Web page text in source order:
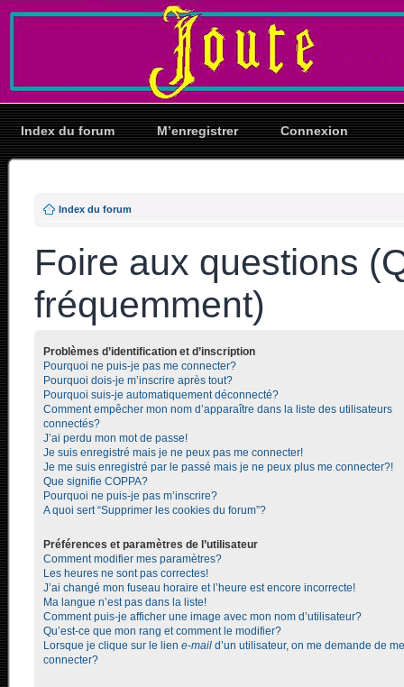
Index du forum M’enregistrer Connexion
Index du forum
Foire aux questions
fréquemment)
Problèmes d’identification et d’inscription
Pourquoi ne puis-je pas me connecter?
Pourquoi dois-je m’inscrire après tout?
Pourquoi suis-je automatiquement déconnecté?
Comment empêcher mon nom d’apparaître dans la liste des utilisateurs
connectés?
J’ai perdu mon mot de passe!
Je suis enregistré mais je ne peux pas me connecter!
Je me suis enregistré par le passé mais je ne peux plus me connecter?!
Que signifie COPPA?
Pourquoi ne puis-je pas m’inscrire?
A quoi sert “Supprimer les cookies du forum”?
Préférences et paramètres de l’utilisateur
Comment modifier mes paramètres?
Les heures ne sont pas correctes!
J’ai changé mon fuseau horaire et l’heure est encore incorrecte!
Ma langue n’est pas dans la liste!
Comment puis-je afficher une image avec mon nom d’utilisateur?
Qu’est-ce que mon rang et comment le modifier?
Lorsque je clique sur le lien e-mail d’un utilisateur, on me demande de me
connecter?